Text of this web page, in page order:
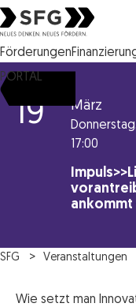
Steirische
Förderungen
PORTAL
19 März
Donnerstag,
17:00
ankommt
SFG Veranstaltungen
Wie setzt man